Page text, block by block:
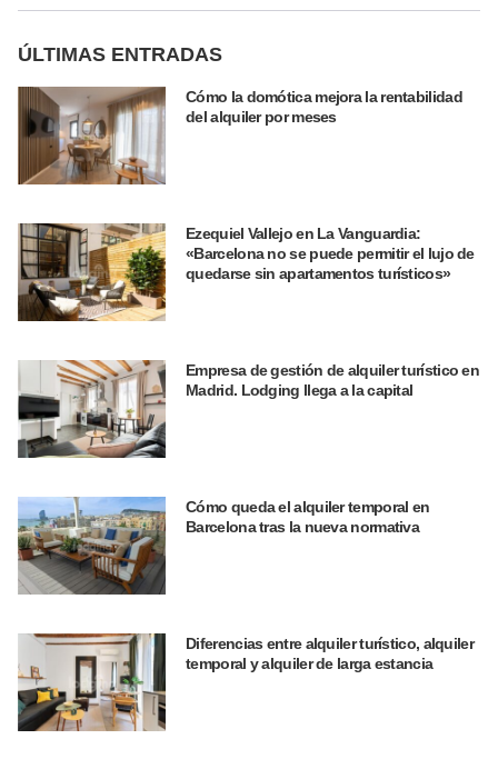
ÚLTIMAS ENTRADAS
Cómo la domótica mejora la rentabilidad
del alquiler por meses
Ezequiel Vallejo en La Vanguardia:
«Barcelona no se puede permitir el lujo de
quedarse sin apartamentos turísticos»
Empresa de gestión de alquiler turístico en
Madrid. Lodging llega a la capital
Cómo queda el alquiler temporal en
Barcelona tras la nueva normativa
Diferencias entre alquiler turístico, alquiler
temporal y alquiler de larga estancia